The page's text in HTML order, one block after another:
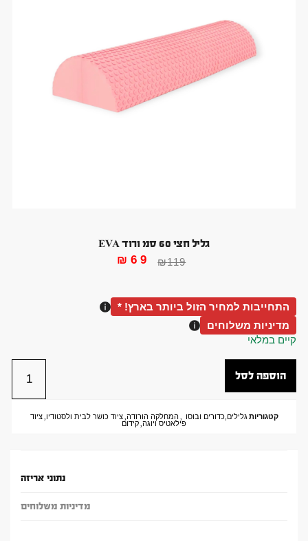
גליל חצי 60 סמ ורוד EVA
₪119
₪69
התחייבות למחיר הזול ביותר בארץ! *
מדיניות משלוחים
קיים במלאי
הוספה לסל
קטגוריות גלילים,כדורים ובוסו ,המחלקה הורודה,ציוד כושר לבית ולסטודיו,ציוד
פילאטיס ויוגה,קידום
נתוני אריזה
מדיניות משלוחים